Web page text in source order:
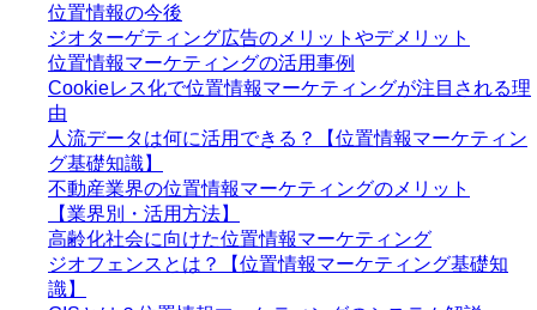
位置情報の今後
ジオターゲティング広告のメリットやデメリット
位置情報マーケティングの活用事例
Cookieレス化で位置情報マーケティングが注目される理
由
人流データは何に活用できる？【位置情報マーケティン
グ基礎知識】
不動産業界の位置情報マーケティングのメリット
【業界別・活用方法】
高齢化社会に向けた位置情報マーケティング
ジオフェンスとは？【位置情報マーケティング基礎知
識】